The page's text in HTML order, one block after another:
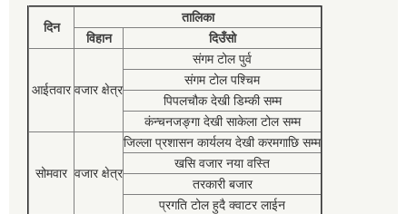
दिन
तालिका
विहान
दिउँसो
आईतवार वजार क्षेत्र
संगम टोल पुर्व
संगम टोल पश्चिम
पिपलचौक देखी डिम्की सम्म
कंन्चनजङ्गा देखी साकेला टोल सम्म
सोमवार वजार क्षेत्र
जिल्ला प्रशासन कार्यलय देखी करमगाछि सम्म
खसि वजार नया वस्ति
तरकारी बजार
प्रगति टोल हुदै क्वाटर लाईन